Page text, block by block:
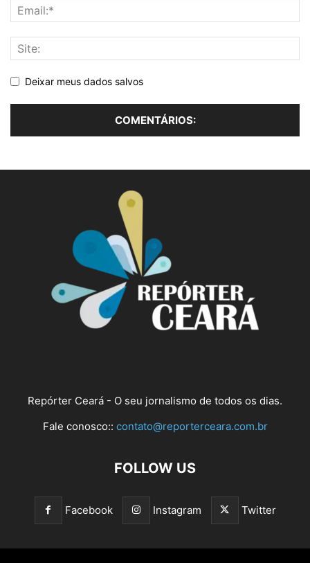
Deixar meus dados salvos
Repórter Ceará - O seu jornalismo de todos os dias.
Fale conosco:: contato@reporterceara.com.br
FOLLOW US
Facebook Instagram Twitter